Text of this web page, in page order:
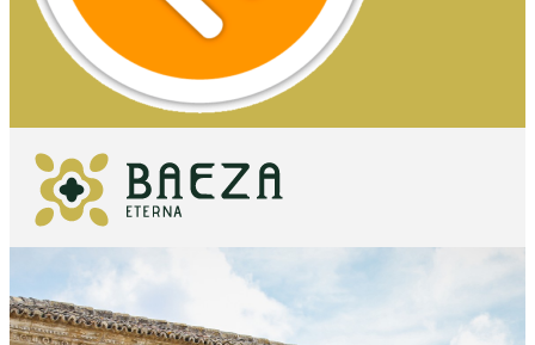
QUÉ VER
IMPRESCINDIBLES
QUÉ